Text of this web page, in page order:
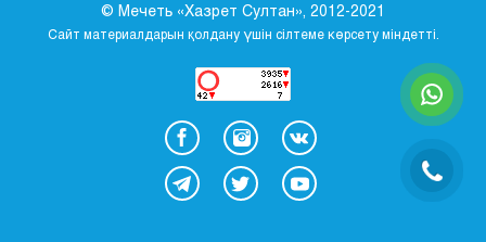
© Мечеть «Хазрет Султан», 2012-2021
Сайт материалдарын қолдану үшін сілтеме көрсету міндетті.